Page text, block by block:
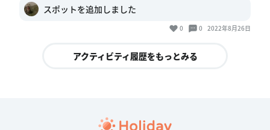
スポットを追加しました
0 0 2022年8月26日
アクティビティ履歴をもっとみる